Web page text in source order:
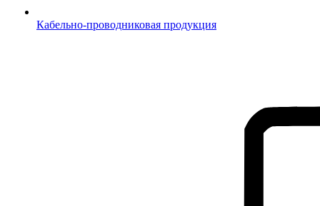
Кабельно-проводниковая продукция